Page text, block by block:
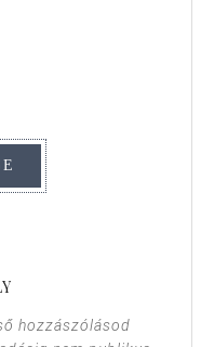
hozzászólásod